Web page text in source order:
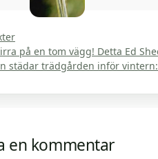
på en tom vägg! Detta Ed
städar trädgården inför
en kommentar